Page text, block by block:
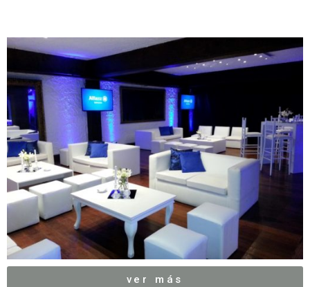
ver más